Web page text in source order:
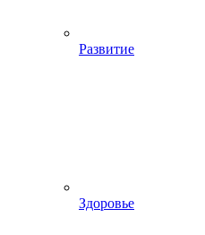
Развитие
Здоровье